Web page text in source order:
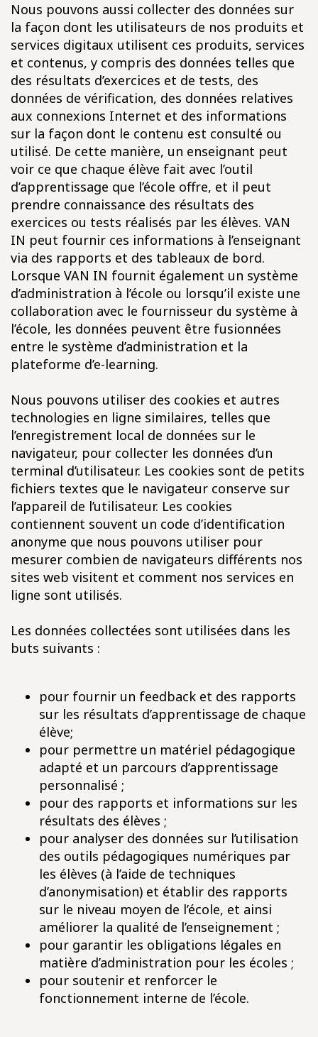
Nous pouvons aussi collecter des données sur
la façon dont les utilisateurs de nos produits et
services digitaux utilisent ces produits, services
et contenus, y compris des données telles que
des résultats d’exercices et de tests, des
données de vérification, des données relatives
aux connexions Internet et des informations
sur la façon dont le contenu est consulté ou
utilisé. De cette manière, un enseignant peut
voir ce que chaque élève fait avec l’outil
d’apprentissage que l’école offre, et il peut
prendre connaissance des résultats des
exercices ou tests réalisés par les élèves. VAN
IN peut fournir ces informations à l’enseignant
via des rapports et des tableaux de bord.
Lorsque VAN IN fournit également un système
d’administration à l’école ou lorsqu’il existe une
collaboration avec le fournisseur du système à
l’école, les données peuvent être fusionnées
entre le système d’administration et la
plateforme d’e-learning.
Nous pouvons utiliser des cookies et autres
technologies en ligne similaires, telles que
l’enregistrement local de données sur le
navigateur, pour collecter les données d’un
terminal d’utilisateur. Les cookies sont de petits
fichiers textes que le navigateur conserve sur
l’appareil de l’utilisateur. Les cookies
contiennent souvent un code d’identification
anonyme que nous pouvons utiliser pour
mesurer combien de navigateurs différents nos
sites web visitent et comment nos services en
ligne sont utilisés.
Les données collectées sont utilisées dans les
buts suivants :
pour fournir un feedback et des rapports
sur les résultats d’apprentissage de chaque
élève;
pour permettre un matériel pédagogique
adapté et un parcours d’apprentissage
personnalisé ;
pour des rapports et informations sur les
résultats des élèves ;
pour analyser des données sur l’utilisation
des outils pédagogiques numériques par
les élèves (à l’aide de techniques
d’anonymisation) et établir des rapports
sur le niveau moyen de l’école, et ainsi
améliorer la qualité de l’enseignement ;
pour garantir les obligations légales en
matière d’administration pour les écoles ;
pour soutenir et renforcer le
fonctionnement interne de l’école.